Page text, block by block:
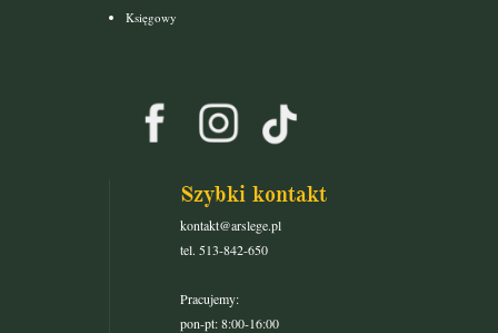
Księgowy
Szybki kontakt
kontakt@arslege.pl
tel. 513-842-650
Pracujemy:
pon-pt: 8:00-16:00